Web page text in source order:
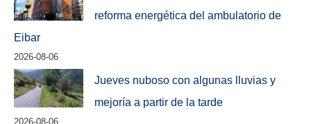
reforma energética del ambulatorio de
Eibar
2026-08-06
Jueves nuboso con algunas lluvias y
mejoría a partir de la tarde
2026-08-06